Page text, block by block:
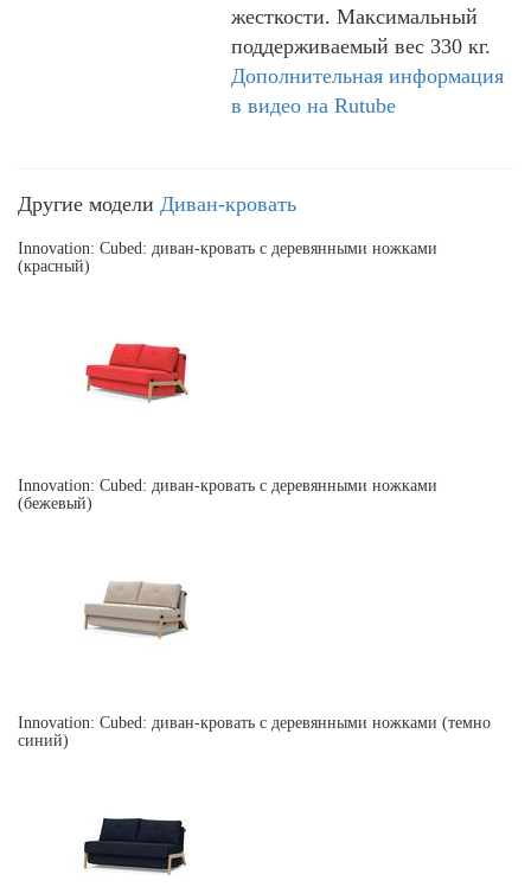
жесткости. Максимальный
поддерживаемый вес 330 кг.
Дополнительная информация
в видео на Rutube
Другие модели Диван-кровать
Innovation: Cubed: диван-кровать с деревянными ножками
(красный)
Innovation: Cubed: диван-кровать с деревянными ножками
(бежевый)
Innovation: Cubed: диван-кровать с деревянными ножками (темно
синий)